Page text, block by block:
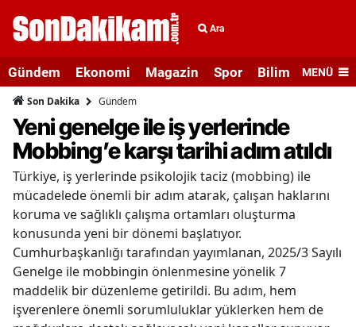
Ara
Gündem Ekonomi Magazin Spor Bilim veMENÜ
Son Dakika Gündem
Yeni genelge ile iş yerlerinde
Mobbing’e karşı tarihi adım atıldı
Türkiye, iş yerlerinde psikolojik taciz (mobbing) ile
mücadelede önemli bir adım atarak, çalışan haklarını
koruma ve sağlıklı çalışma ortamları oluşturma
konusunda yeni bir dönemi başlatıyor.
Cumhurbaşkanlığı tarafından yayımlanan, 2025/3 Sayılı
Genelge ile mobbingin önlenmesine yönelik 7
maddelik bir düzenleme getirildi. Bu adım, hem
işverenlere önemli sorumluluklar yüklerken hem de